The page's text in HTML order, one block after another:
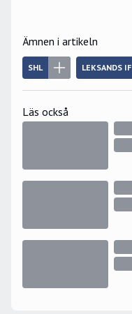
Ämnen i artikeln
SHL LEKSANDS IF
Läs också